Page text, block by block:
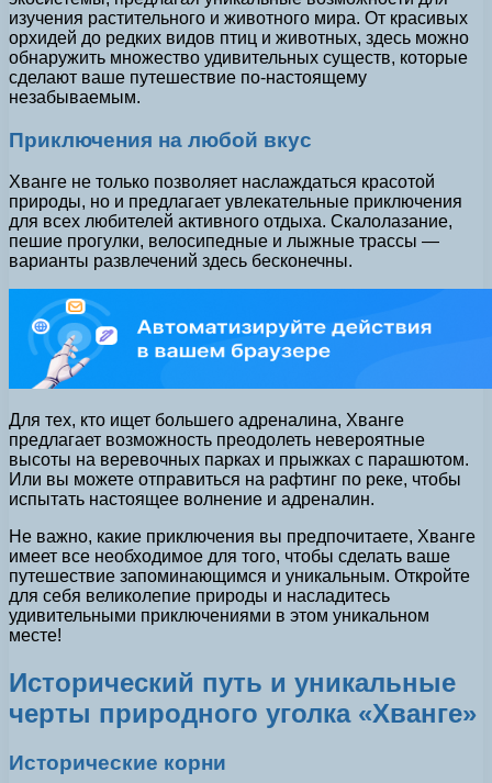
изучения растительного и животного мира. От красивых
орхидей до редких видов птиц и животных, здесь можно
обнаружить множество удивительных существ, которые
сделают ваше путешествие по-настоящему
незабываемым.
Приключения на любой вкус
Хванге не только позволяет наслаждаться красотой
природы, но и предлагает увлекательные приключения
для всех любителей активного отдыха. Скалолазание,
пешие прогулки, велосипедные и лыжные трассы —
варианты развлечений здесь бесконечны.
Для тех, кто ищет большего адреналина, Хванге
предлагает возможность преодолеть невероятные
высоты на веревочных парках и прыжках с парашютом.
Или вы можете отправиться на рафтинг по реке, чтобы
испытать настоящее волнение и адреналин.
Не важно, какие приключения вы предпочитаете, Хванге
имеет все необходимое для того, чтобы сделать ваше
путешествие запоминающимся и уникальным. Откройте
для себя великолепие природы и насладитесь
удивительными приключениями в этом уникальном
месте!
Исторический путь и уникальные
черты природного уголка «Хванге»
Исторические корни